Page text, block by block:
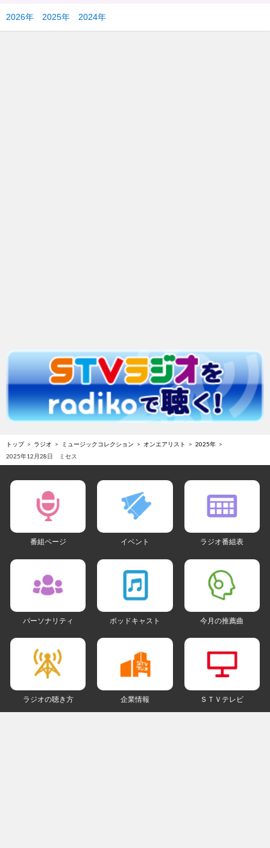
2026年 2025年 2024年
トップ ラジオ ミュージックコレクション オンエアリスト
2025年
2025年12月28日 ミセス
番組ページ イベント ラジオ番組表
パーソナリティ ポッドキャスト 今月の推薦曲
ラジオの聴き方 企業情報 ＳＴＶテレビ